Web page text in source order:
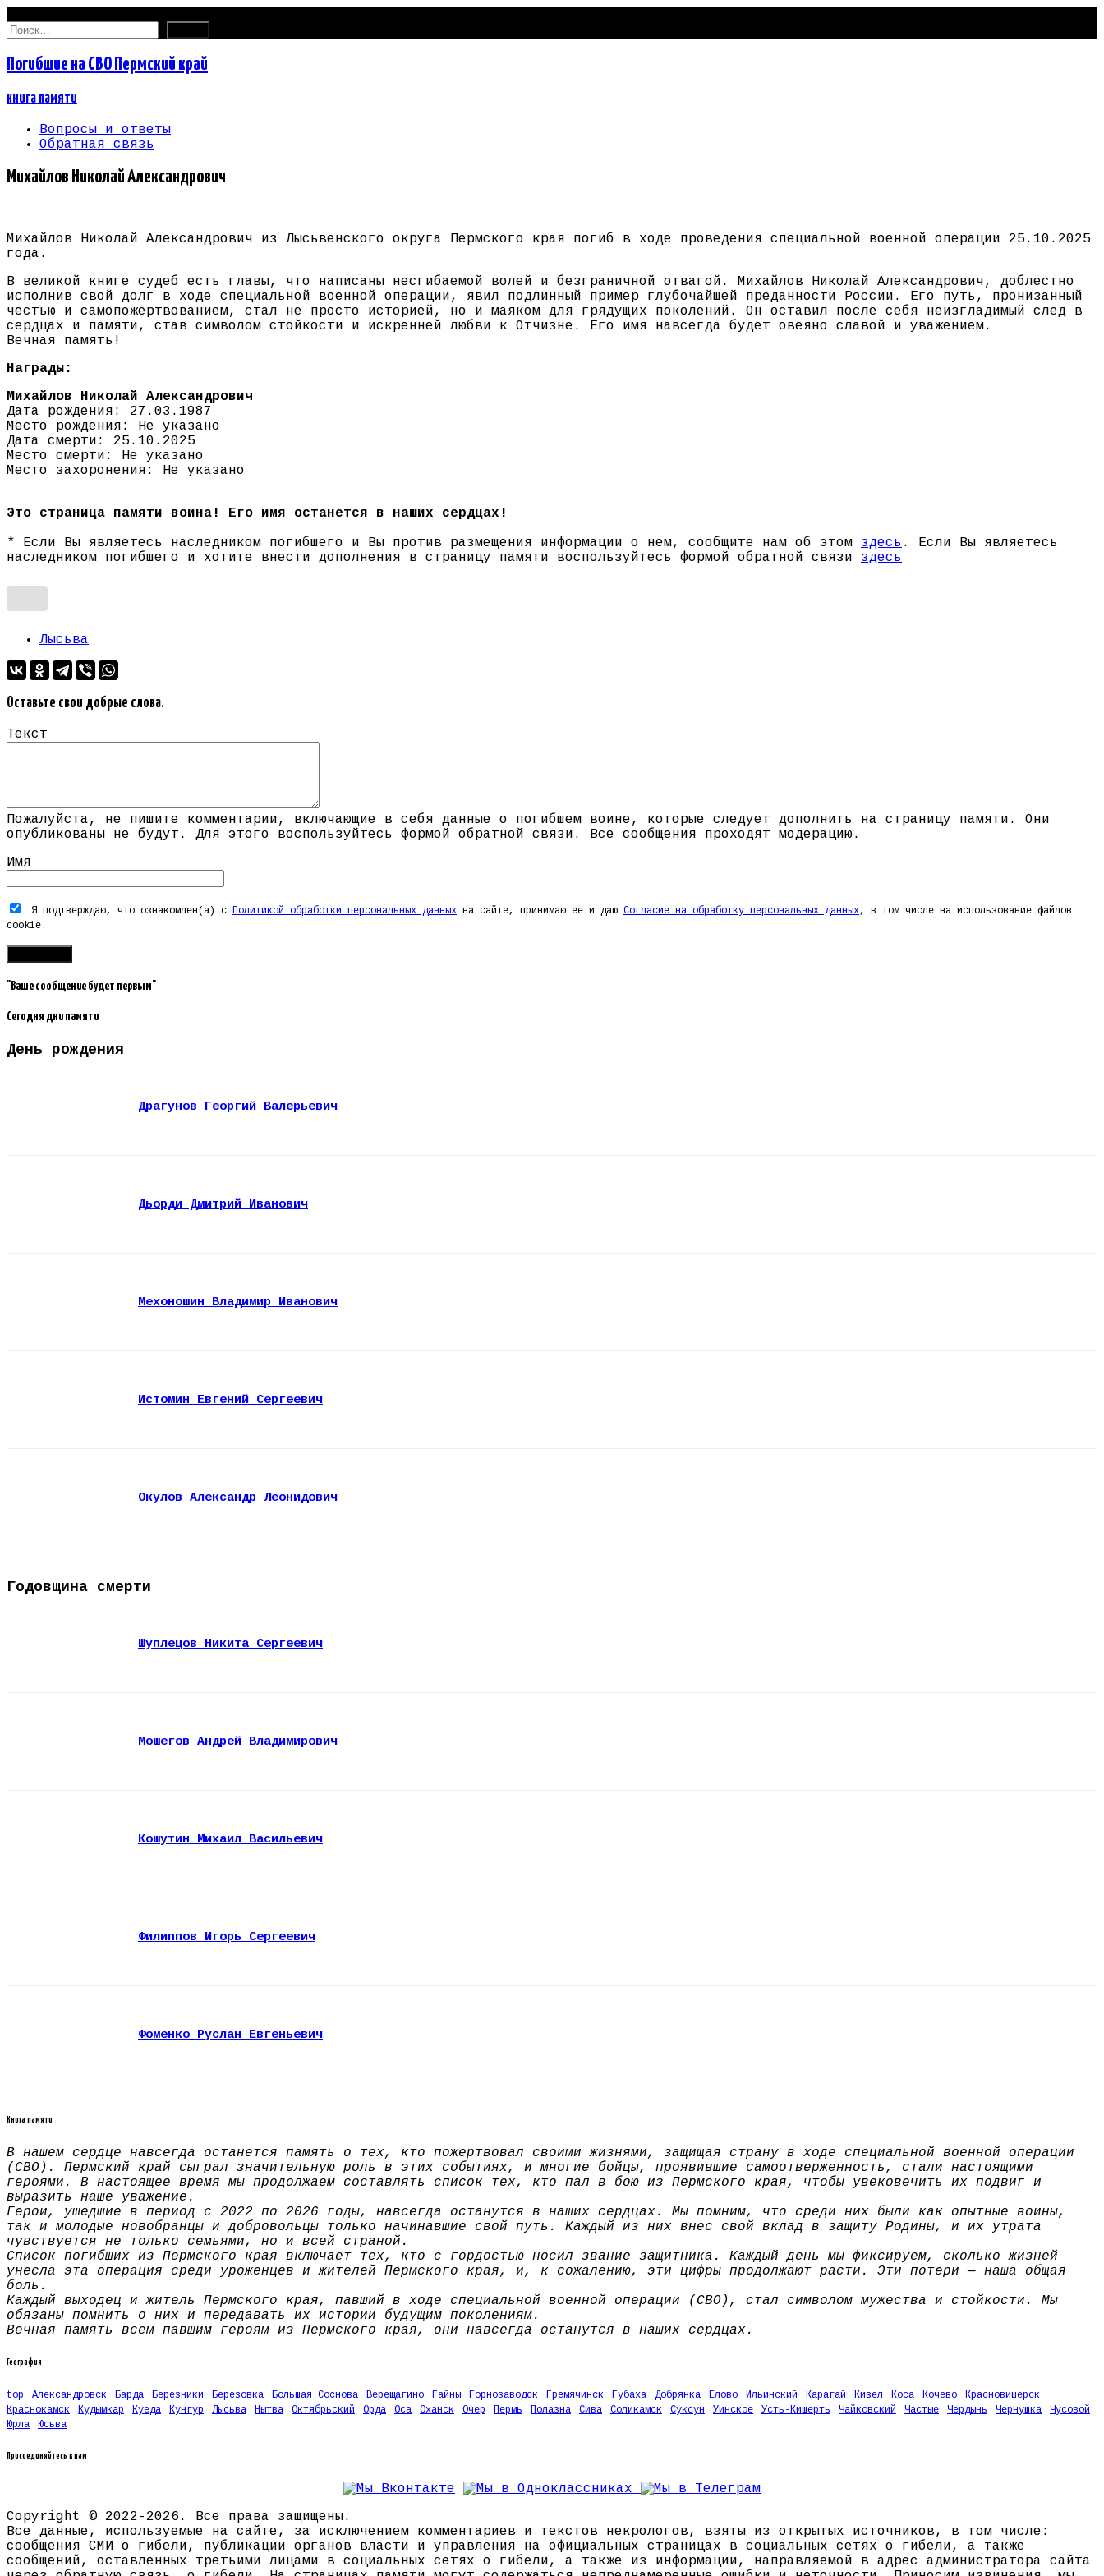
Найти:
Погибшие на СВО Пермский край
книга памяти
Вопросы и ответы
Обратная связь
Михайлов Николай Александрович
Михайлов Николай Александрович из Лысьвенского округа Пермского края погиб в ходе проведения специальной военной операции 25.10.2025
года.
В великой книге судеб есть главы, что написаны несгибаемой волей и безграничной отвагой. Михайлов Николай Александрович, доблестно
исполнив свой долг в ходе специальной военной операции, явил подлинный пример глубочайшей преданности России. Его путь, пронизанный
честью и самопожертвованием, стал не просто историей, но и маяком для грядущих поколений. Он оставил после себя неизгладимый след в
сердцах и памяти, став символом стойкости и искренней любви к Отчизне. Его имя навсегда будет овеяно славой и уважением.
Вечная память!
Награды:
Михайлов Николай Александрович
Дата рождения: 27.03.1987
Место рождения: Не указано
Дата смерти: 25.10.2025
Место смерти: Не указано
Место захоронения: Не указано
Это страница памяти воина! Его имя останется в наших сердцах!
* Если Вы являетесь наследником погибшего и Вы против размещения информации о нем, сообщите нам об этом здесь . Если Вы являетесь
наследником погибшего и хотите внести дополнения в страницу памяти воспользуйтесь формой обратной связи здесь
Лысьва
Оставьте свои добрые слова.
Текст
Пожалуйста, не пишите комментарии, включающие в себя данные о погибшем воине, которые следует дополнить на страницу памяти. Они
опубликованы не будут. Для этого воспользуйтесь формой обратной связи. Все сообщения проходят модерацию.
Имя
Я подтверждаю, что ознакомлен(а) с Политикой обработки персональных данных на сайте, принимаю ее и даю Согласие на обработку персональных данных, в том числе на использование файлов
cookie.
"Ваше сообщение будет первым"
Сегодня дни памяти
День рождения
Драгунов Георгий Валерьевич
Дьорди Дмитрий Иванович
Мехоношин Владимир Иванович
Истомин Евгений Сергеевич
Окулов Александр Леонидович
Годовщина смерти
Шуплецов Никита Сергеевич
Мошегов Андрей Владимирович
Кошутин Михаил Васильевич
Филиппов Игорь Сергеевич
Фоменко Руслан Евгеньевич
Книга памяти
В нашем сердце навсегда останется память о тех, кто пожертвовал своими жизнями, защищая страну в ходе специальной военной операции
(СВО). Пермский край сыграл значительную роль в этих событиях, и многие бойцы, проявившие самоотверженность, стали настоящими
героями. В настоящее время мы продолжаем составлять список тех, кто пал в бою из Пермского края, чтобы увековечить их подвиг и
выразить наше уважение.
Герои, ушедшие в период с 2022 по 2026 годы, навсегда останутся в наших сердцах. Мы помним, что среди них были как опытные воины,
так и молодые новобранцы и добровольцы только начинавшие свой путь. Каждый из них внес свой вклад в защиту Родины, и их утрата
чувствуется не только семьями, но и всей страной.
Список погибших из Пермского края включает тех, кто с гордостью носил звание защитника. Каждый день мы фиксируем, сколько жизней
унесла эта операция среди уроженцев и жителей Пермского края, и, к сожалению, эти цифры продолжают расти. Эти потери — наша общая
боль.
Каждый выходец и житель Пермского края, павший в ходе специальной военной операции (СВО), стал символом мужества и стойкости. Мы
обязаны помнить о них и передавать их истории будущим поколениям.
Вечная память всем павшим героям из Пермского края, они навсегда останутся в наших сердцах.
География
top Александровск Барда Березники Березовка Большая Соснова Верещагино Гайны Горнозаводск Гремячинск Губаха Добрянка Елово Ильинский Карагай Кизел Коса Кочево
Красновишерск
Краснокамск
Кудымкар Куеда Кунгур Лысьва Нытва Октябрьский Орда Оса Оханск Очер Пермь Полазна Сива Соликамск Суксун Уинское Усть-Кишерть Чайковский Частые Чердынь Чернушка
Чусовой
Юрла
Юсьва
Присоединяйтесь к нам
Copyright © 2022-2026. Все права защищены.
Все данные, используемые на сайте, за исключением комментариев и текстов некрологов, взяты из открытых источников, в том числе:
сообщения СМИ о гибели, публикации органов власти и управления на официальных страницах в социальных сетях о гибели, а также
сообщений, оставленных третьими лицами в социальных сетях о гибели, а также из информации, направляемой в адрес администратора сайта